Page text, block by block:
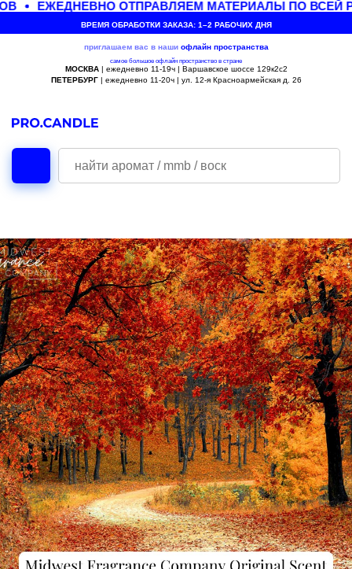
ЕЖЕДНЕВНО ОТПРАВЛЯЕМ МАТЕРИАЛЫ ПО ВСЕЙ
ВРЕМЯ ОБРАБОТКИ ЗАКАЗА: 1–2 РАБОЧИХ ДНЯ
приглашаем вас в наши офлайн пространства
самое большое офлайн пространство в стране
МОСКВА| ежедневно 11-19ч | Варшавское шоссе 129к2с2
ПЕТЕРБУРГ| ежедневно 11-20ч | ул. 12-я Красноармейская д. 26